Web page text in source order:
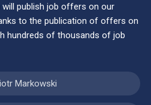
publish job offers on our
to the publication of offers on
hundreds of thousands of job
Markowski